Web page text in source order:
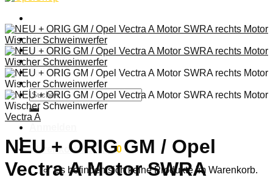
Home
Shop
Teileanfrage
Teileliste
Suchen
nach:
Warenkorb / 0,00€ 0
Es befinden sich keine Produkte im Warenkorb.
Vectra A
NEU + ORIG GM / Opel
Vectra A Motor SWRA